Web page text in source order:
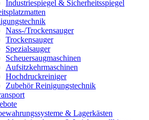
Industriespiegel & Sicherheitsspiegel
Nass-/Trockensauger
Trockensauger
Spezialsauger
Scheuersaugmaschinen
Aufsitzkehrmaschinen
Hochdruckreiniger
Zubehör Reinigungstechnik
& Lagerkästen